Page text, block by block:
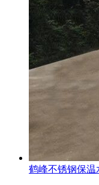
鹤峰不锈钢保温